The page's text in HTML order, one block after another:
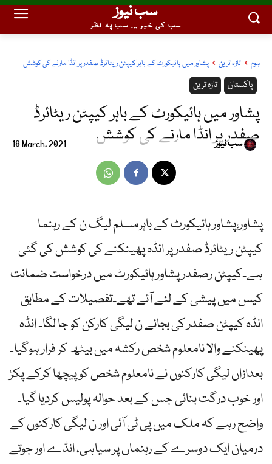
سب نیوز
سب کی خبر ... سب پہ نظر
ہوم تازہ ترین پشاور میں ہائیکورٹ کے باہر کیپٹن ریٹائرڈ صفدر پر انڈا مارنے کی کوشش
تازہ ترین پاکستان
پشاور میں ہائیکورٹ کے باہر کیپٹن ریٹائرڈ
صفدر پر انڈا مارنے کی کوشش
18 March, 2021 سب نیوز
پشاور،پشاور ہائیکورٹ کے باہرمسلم لیگ ن کے رہنما
کیپٹن ریٹائرڈ صفدر پر انڈہ پھینکنے کی کوشش کی گئی
ہے۔کیپٹن رصفدر پشاور ہائیکورٹ میں درخواست ضمانت
کیس میں پیشی کے لئے آئے تھے۔تفصیلات کے مطابق
انڈہ کیپٹن صفدر کی بجائے ن لیگی کارکن کو جا لگا۔ انڈہ
پھینکنے والا نامعلوم شخص رکشہ میں بیٹھ کر فرار ہوگیا۔
بعدازاں لیگی کارکنوں نے نامعلوم شخص کو پیچھا کرکے پکڑ
اور خوب درگت بنائی جس کے بعد حوالہ پولیس کردیا گیا۔
واضح رہے کہ ملک میں پی ٹی آئی اور ن لیگی کارکنوں کے
درمیان ایک دوسرے کے رہنماں پر سیاہی، انڈے اور جوتے